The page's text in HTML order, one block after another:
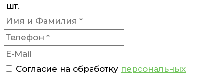
шт.
Согласие на обработку персональных